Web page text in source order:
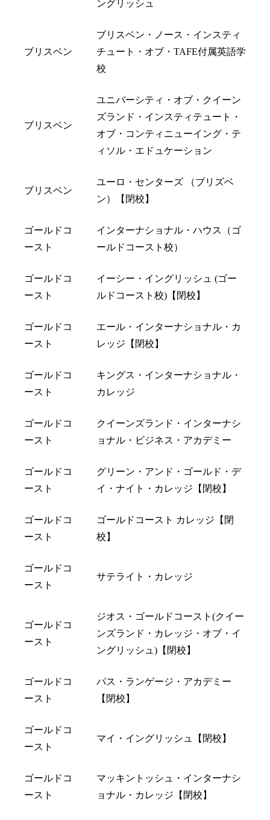
ングリッシュ
ブリスベン
ブリスベン・ノース・インスティ
チュート・オブ・TAFE付属英語学
校
ブリスベン
ユニバーシティ・オブ・クイーン
ズランド・インスティテュート・
オブ・コンティニューイング・テ
ィソル・エドュケーション
ブリスベン
ユーロ・センターズ （ブリズベ
ン）【閉校】
ゴールドコ
ースト
インターナショナル・ハウス（ゴ
ールドコースト校）
ゴールドコ
ースト
イーシー・イングリッシュ (ゴー
ルドコースト校)【閉校】
ゴールドコ
ースト
エール・インターナショナル・カ
レッジ【閉校】
ゴールドコ
ースト
キングス・インターナショナル・
カレッジ
ゴールドコ
ースト
クイーンズランド・インターナシ
ョナル・ビジネス・アカデミー
ゴールドコ
ースト
グリーン・アンド・ゴールド・デ
イ・ナイト・カレッジ【閉校】
ゴールドコ
ースト
ゴールドコースト カレッジ【閉
校】
ゴールドコ
ースト
サテライト・カレッジ
ゴールドコ
ースト
ジオス・ゴールドコースト(クイー
ンズランド・カレッジ・オブ・イ
ングリッシュ)【閉校】
ゴールドコ
ースト
パス・ランゲージ・アカデミー
【閉校】
ゴールドコ
ースト
マイ・イングリッシュ【閉校】
ゴールドコ
ースト
マッキントッシュ・インターナシ
ョナル・カレッジ【閉校】